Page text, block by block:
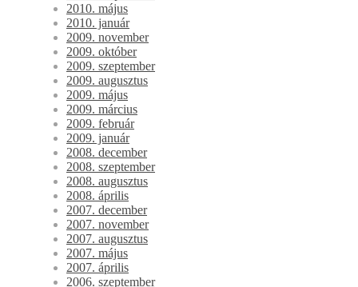
2010. május
2010. január
2009. november
2009. október
2009. szeptember
2009. augusztus
2009. május
2009. március
2009. február
2009. január
2008. december
2008. szeptember
2008. augusztus
2008. április
2007. december
2007. november
2007. augusztus
2007. május
2007. április
2006. szeptember